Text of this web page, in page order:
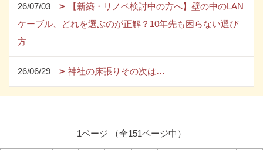
26/07/03
【新築・リノベ検討中の方へ】壁の中のLAN
ケーブル、どれを選ぶのが正解？10年先も困らない選び
方
26/06/29 神社の床張りその次は…
1ページ （全151ページ中）